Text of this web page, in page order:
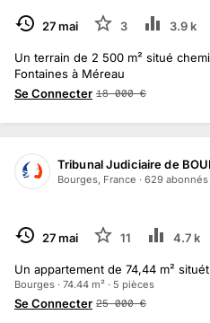
TERMINÉ27 mai 3 3.9 k
Un terrain de 2 500 m² situé
Fontaines à Méreau
Se Connecter 18 000 €
Tribunal Judiciaire de
Bourges, France · 629 abonnés
TERMINÉ27 mai 11 4.7 k
Un appartement de 74,44 m²
Bourges · 74.44 m² · 5 pièces
Se Connecter 25 000 €